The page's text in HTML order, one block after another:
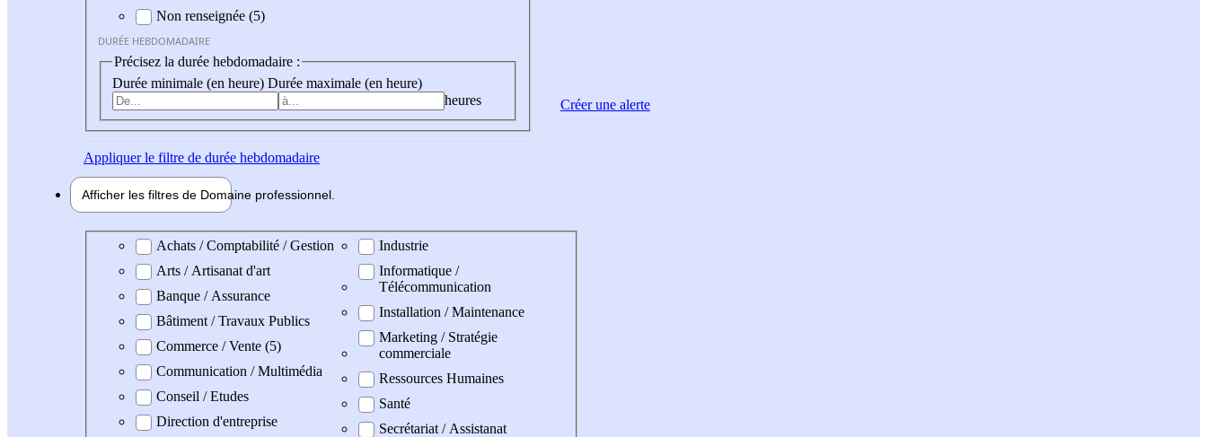
Non renseignée (5)
DURÉE HEBDOMADAIRE
Précisez la durée hebdomadaire :
Durée minimale (en heure) Durée maximale (en heure)
heures
Appliquerle filtre de durée hebdomadaire
Afficher les filtres de Domaine professionnel
Domaine professionel
Achats / Comptabilité / Gestion
Arts / Artisanat d'art
Banque / Assurance
Bâtiment / Travaux Publics
Commerce / Vente (5)
Communication / Multimédia
Conseil / Etudes
Direction d'entreprise
Industrie
Informatique /
Télécommunication
Installation / Maintenance
Marketing / Stratégie
commerciale
Ressources Humaines
Santé
Secrétariat / Assistanat
Créer une alerte